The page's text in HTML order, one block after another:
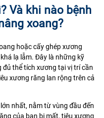
Và khi nào bệnh
xoang?
hoặc cấy ghép xương
lạ lẫm. Đây là những kỹ
thể tích xương tại vị trí cần
xương răng lan rộng trên cả
nhất, nằm từ vùng đầu đến
của bạn bị mất, tiêu xương